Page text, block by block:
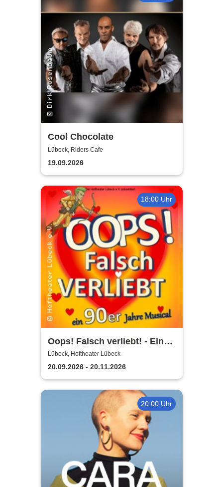
Cool Chocolate
Lübeck, Riders Cafe
19.09.2026
18:00 Uhr
Oops! Falsch verliebt! - Eine
90er Jahre Musicalkomödie
Lübeck, Hoftheater Lübeck
20.09.2026 - 20.11.2026
20:00 Uhr